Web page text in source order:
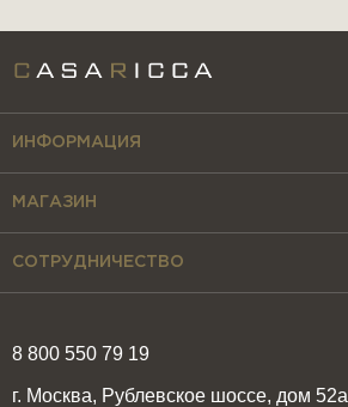
8 800 550 79 19
г. Москва, Рублевское шоссе, дом 52а
ИНФОРМАЦИЯ
МАГАЗИН
СОТРУДНИЧЕСТВО